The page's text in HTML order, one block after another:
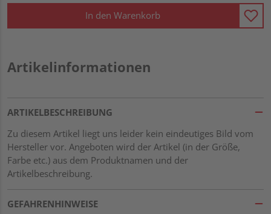
In den Warenkorb
Artikelinformationen
ARTIKELBESCHREIBUNG
Zu diesem Artikel liegt uns leider kein eindeutiges Bild vom
Hersteller vor. Angeboten wird der Artikel (in der Größe,
Farbe etc.) aus dem Produktnamen und der
Artikelbeschreibung.
GEFAHRENHINWEISE